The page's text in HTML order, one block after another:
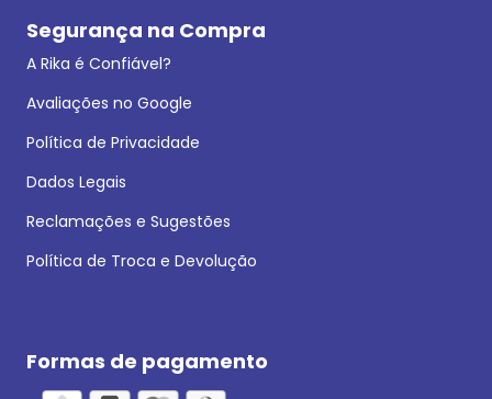
Segurança na Compra
A Rika é Confiável?
Avaliações no Google
Política de Privacidade
Dados Legais
Reclamações e Sugestões
Política de Troca e Devolução
Formas de pagamento